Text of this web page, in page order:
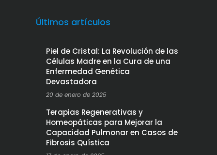
Últimos artículos
Piel de Cristal: La Revolución de las
Células Madre en la Cura de una
Enfermedad Genética
Devastadora
20 de enero de 2025
Terapias Regenerativas y
Homeopáticas para Mejorar la
Capacidad Pulmonar en Casos de
Fibrosis Quística